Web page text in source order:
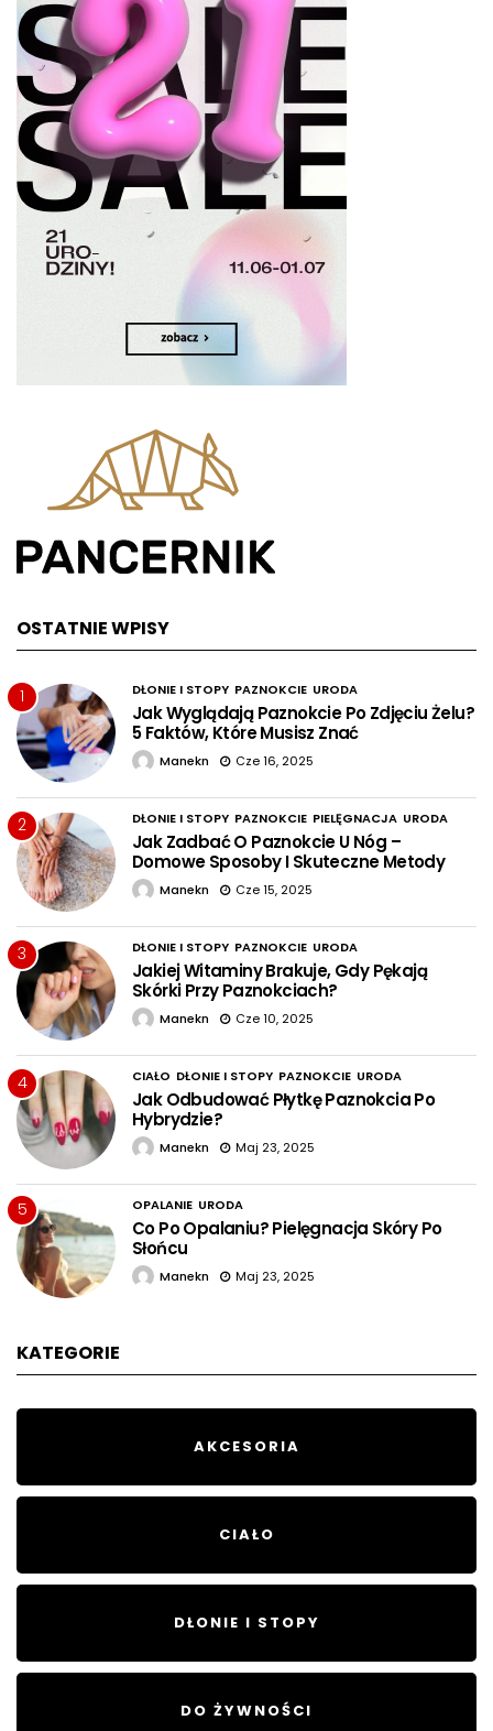
OSTATNIE WPISY
1 DŁONIE I STOPY PAZNOKCIE URODA
Jak Wyglądają Paznokcie Po Zdjęciu Żelu?
5 Faktów, Które Musisz Znać
Manekn Cze 16, 2025
2 DŁONIE I STOPY PAZNOKCIE PIELĘGNACJA URODA
Jak Zadbać O Paznokcie U Nóg –
Domowe Sposoby I Skuteczne Metody
Manekn Cze 15, 2025
3 DŁONIE I STOPY PAZNOKCIE URODA
Jakiej Witaminy Brakuje, Gdy Pękają
Skórki Przy Paznokciach?
Manekn Cze 10, 2025
4 CIAŁO DŁONIE I STOPY PAZNOKCIE URODA
Jak Odbudować Płytkę Paznokcia Po
Hybrydzie?
Manekn Maj 23, 2025
5 OPALANIE URODA
Co Po Opalaniu? Pielęgnacja Skóry Po
Słońcu
Manekn Maj 23, 2025
KATEGORIE
AKCESORIA
CIAŁO
DŁONIE I STOPY
DO ŻYWNOŚCI